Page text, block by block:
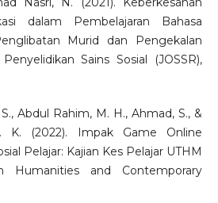
dalam Pembelajaran Bahasa
Murid dan Pengekalan
Sains Sosial (JOSSR),
Abdul Rahim, M. H., Ahmad, S., &
K. (2022). Impak Game Online
Pelajar: Kajian Kes Pelajar UTHM
Humanities and Contemporary